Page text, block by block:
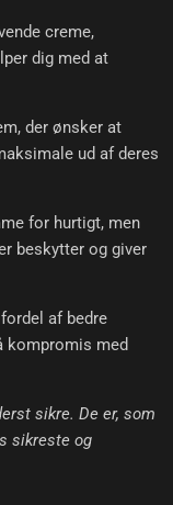
creme,
dig med at
der ønsker at
ud af deres
for hurtigt, men
beskytter og giver
af bedre
kompromis med
sikre. De er, som
sikreste og